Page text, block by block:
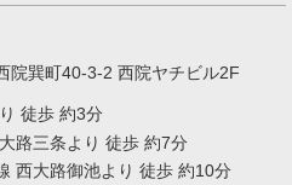
院巽町40-3-2 西院ヤチビル2F
徒歩 約3分
路三条より 徒歩 約7分
西大路御池より 徒歩 約10分